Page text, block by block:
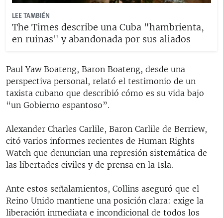
LEE TAMBIÉN
The Times describe una Cuba "hambrienta,
en ruinas" y abandonada por sus aliados
Paul Yaw Boateng, Baron Boateng, desde una
perspectiva personal, relató el testimonio de un
taxista cubano que describió cómo es su vida bajo
“un Gobierno espantoso”.
Alexander Charles Carlile, Baron Carlile de Berriew,
citó varios informes recientes de Human Rights
Watch que denuncian una represión sistemática de
las libertades civiles y de prensa en la Isla.
Ante estos señalamientos, Collins aseguró que el
Reino Unido mantiene una posición clara: exige la
liberación inmediata e incondicional de todos los